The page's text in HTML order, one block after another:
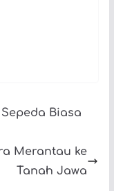
Biasa
Merantau ke
Tanah Jawa